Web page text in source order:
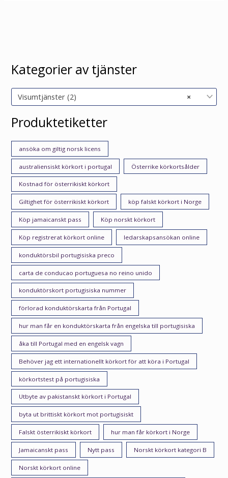
Kategorier av tjänster
×
Visumtjänster (2)
Produktetiketter
ansöka om giltig norsk licens
australiensiskt körkort i portugal Österrike körkortsålder
Kostnad för österrikiskt körkort
Giltighet för österrikiskt körkort köp falskt körkort i Norge
Köp jamaicanskt pass Köp norskt körkort
Köp registrerat körkort online ledarskapsansökan online
konduktörsbil portugisiska preco
carta de conducao portuguesa no reino unido
konduktörskort portugisiska nummer
förlorad konduktörskarta från Portugal
hur man får en konduktörskarta från engelska till portugisiska
åka till Portugal med en engelsk vagn
Behöver jag ett internationellt körkort för att köra i Portugal
körkortstest på portugisiska
Utbyte av pakistanskt körkort i Portugal
byta ut brittiskt körkort mot portugisiskt
Falskt österrikiskt körkort hur man får körkort i Norge
Jamaicanskt pass Nytt pass Norskt körkort kategori B
Norskt körkort online